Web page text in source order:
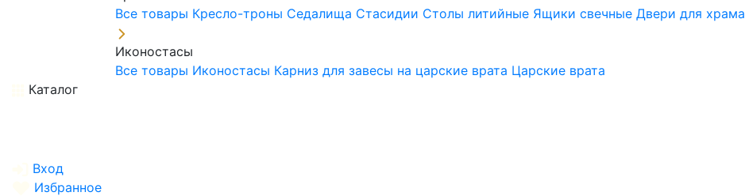
Все товары Кресло-троны Седалища Стасидии Столы литийные Ящики свечныеДвери для храма
Иконостасы
Все товары Иконостасы Карниз для завесы на царские врата Царские врата
Каталог
Вход
Избранное